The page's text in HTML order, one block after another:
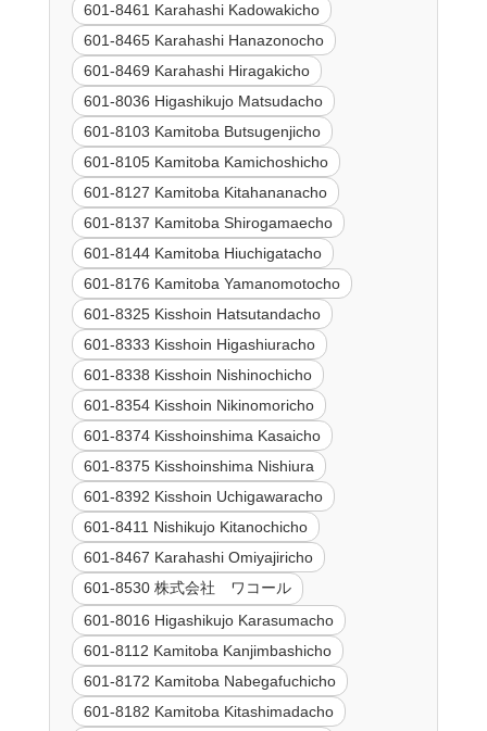
601-8461 Karahashi Kadowakicho
601-8465 Karahashi Hanazonocho
601-8469 Karahashi Hiragakicho
601-8036 Higashikujo Matsudacho
601-8103 Kamitoba Butsugenjicho
601-8105 Kamitoba Kamichoshicho
601-8127 Kamitoba Kitahananacho
601-8137 Kamitoba Shirogamaecho
601-8144 Kamitoba Hiuchigatacho
601-8176 Kamitoba Yamanomotocho
601-8325 Kisshoin Hatsutandacho
601-8333 Kisshoin Higashiuracho
601-8338 Kisshoin Nishinochicho
601-8354 Kisshoin Nikinomoricho
601-8374 Kisshoinshima Kasaicho
601-8375 Kisshoinshima Nishiura
601-8392 Kisshoin Uchigawaracho
601-8411 Nishikujo Kitanochicho
601-8467 Karahashi Omiyajiricho
601-8530 株式会社 ワコール
601-8016 Higashikujo Karasumacho
601-8112 Kamitoba Kanjimbashicho
601-8172 Kamitoba Nabegafuchicho
601-8182 Kamitoba Kitashimadacho